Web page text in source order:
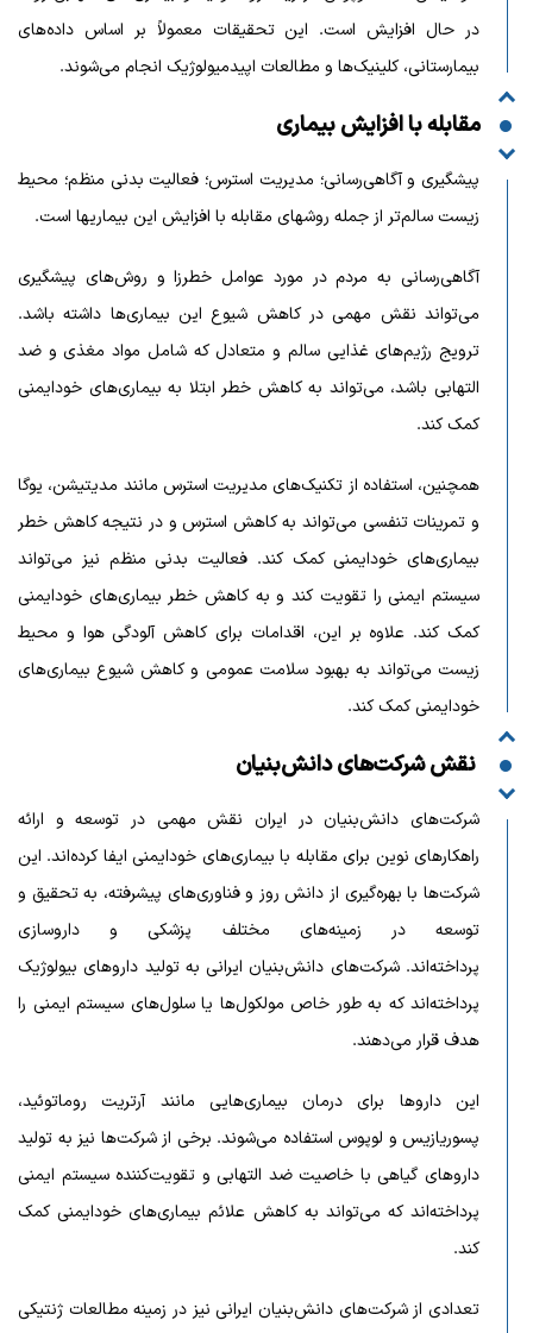
در حال افزایش است. این تحقیقات معمولاً بر اساس داده‌های
بیمارستانی، کلینیک‌ها و مطالعات اپیدمیولوژیک انجام می‌شوند.
مقابله با افزایش بیماری
پیشگیری و آگاهی‌رسانی؛ مدیریت استرس؛ فعالیت بدنی منظم؛ محیط
زیست سالم‌تر از جمله روشهای مقابله با افزایش این بیماریها است.
آگاهی‌رسانی به مردم در مورد عوامل خطرزا و روش‌های پیشگیری
می‌تواند نقش مهمی در کاهش شیوع این بیماری‌ها داشته باشد.
ترویج رژیم‌های غذایی سالم و متعادل که شامل مواد مغذی و ضد
التهابی باشد، می‌تواند به کاهش خطر ابتلا به بیماری‌های خودایمنی
کمک کند.
همچنین، استفاده از تکنیک‌های مدیریت استرس مانند مدیتیشن، یوگا
و تمرینات تنفسی می‌تواند به کاهش استرس و در نتیجه کاهش خطر
بیماری‌های خودایمنی کمک کند. فعالیت بدنی منظم نیز می‌تواند
سیستم ایمنی را تقویت کند و به کاهش خطر بیماری‌های خودایمنی
کمک کند. علاوه بر این، اقدامات برای کاهش آلودگی هوا و محیط
زیست می‌تواند به بهبود سلامت عمومی و کاهش شیوع بیماری‌های
خودایمنی کمک کند.
نقش شرکت‌های دانش‌بنیان
شرکت‌های دانش‌بنیان در ایران نقش مهمی در توسعه و ارائه
راهکارهای نوین برای مقابله با بیماری‌های خودایمنی ایفا کرده‌اند. این
شرکت‌ها با بهره‌گیری از دانش روز و فناوری‌های پیشرفته، به تحقیق و
توسعه در زمینه‌های مختلف پزشکی و داروسازی
پرداخته‌اند. شرکت‌های دانش‌بنیان ایرانی به تولید داروهای بیولوژیک
پرداخته‌اند که به طور خاص مولکول‌ها یا سلول‌های سیستم ایمنی را
هدف قرار می‌دهند.
این داروها برای درمان بیماری‌هایی مانند آرتریت روماتوئید،
پسوریازیس و لوپوس استفاده می‌شوند. برخی از شرکت‌ها نیز به تولید
داروهای گیاهی با خاصیت ضد التهابی و تقویت‌کننده سیستم ایمنی
پرداخته‌اند که می‌تواند به کاهش علائم بیماری‌های خودایمنی کمک
کند.
تعدادی از شرکت‌های دانش‌بنیان ایرانی نیز در زمینه مطالعات ژنتیکی